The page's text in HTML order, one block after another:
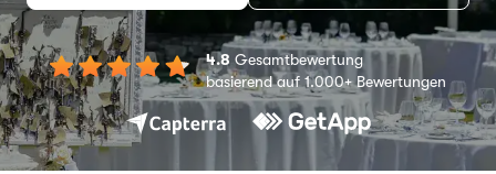
4.8 Gesamtbewertung
basierend auf 1.000+ Bewertungen